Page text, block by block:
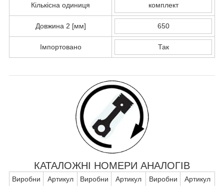
Кількісна одиниця комплект
Довжина 2 [мм] 650
Імпортовано Так
КАТАЛОЖНІ НОМЕРИ АНАЛОГІВ
Виробни
Артикул
Виробни
Артикул
Виробни
Артикул